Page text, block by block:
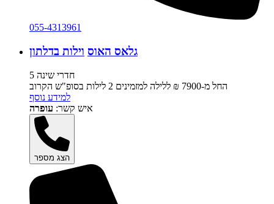
055-4313961
גלאס האוס וילות בדלתון
5 חדרי שינה
החל מ-‏7900 ₪ ללילה למזמינים 2 לילות בסופ"ש הקרוב
למידע נוסף
איש קשר: עופרה
הצג מספר